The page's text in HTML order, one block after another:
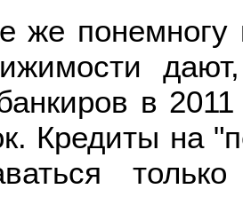
же понемногу
в 2011
Кредиты на